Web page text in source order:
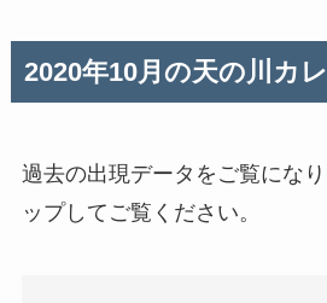
2020年10月の天の川カ
過去の出現データをご覧にな
ップしてご覧ください。